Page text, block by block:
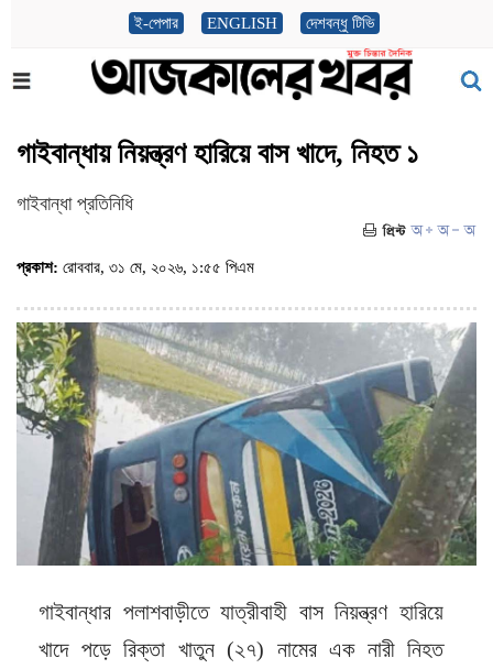
ই-পেপার ENGLISH দেশবন্ধু টিভি
গাইবান্ধায় নিয়ন্ত্রণ হারিয়ে বাস খাদে, নিহত ১
গাইবান্ধা প্রতিনিধি
প্রকাশ: রোববার, ৩১ মে, ২০২৬, ১:৫৫ পিএম
গাইবান্ধার পলাশবাড়ীতে যাত্রীবাহী বাস নিয়ন্ত্রণ হারিয়ে
খাদে পড়ে রিক্তা খাতুন (২৭) নামের এক নারী নিহত